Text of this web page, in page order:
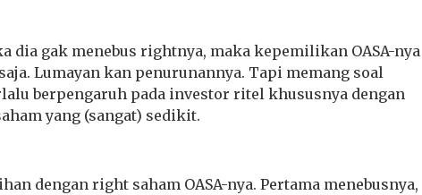
dia gak menebus rightnya, maka kepemilikan OASA-nya
saja. Lumayan kan penurunannya. Tapi memang soal
berpengaruh pada investor ritel khususnya dengan
yang (sangat) sedikit.
dengan right saham OASA-nya. Pertama menebusnya,